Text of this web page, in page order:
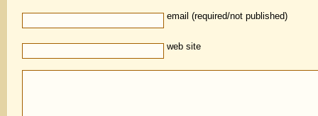
email (required/not published)
web site